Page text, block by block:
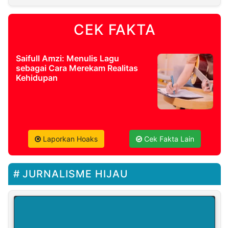
CEK FAKTA
Saifull Amzi: Menulis Lagu
sebagai Cara Merekam Realitas
Kehidupan
Laporkan Hoaks Cek Fakta Lain
JURNALISME HIJAU